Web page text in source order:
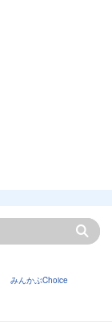
みんかぶChoice